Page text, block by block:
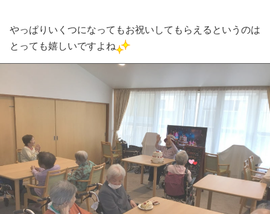
やっぱりいくつになってもお祝いしてもらえるというのは
とっても嬉しいですよね